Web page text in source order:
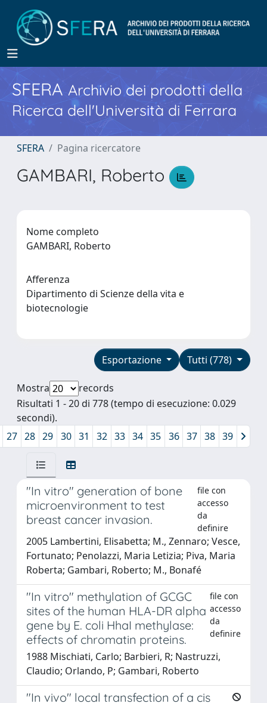
SFERA Archivio dei prodotti della
Ricerca dell'Università di Ferrara
SFERA Pagina ricercatore
GAMBARI, Roberto
Nome completo
GAMBARI, Roberto
Afferenza
Dipartimento di Scienze della vita e
biotecnologie
Tutti (778)
Esportazione
Mostra
records
Risultati 1 - 20 di 778 (tempo di esecuzione: 0.029
secondi).
27 28 29 30 31 32 33 34 35 36 37 38 39
"In vitro" generation of bone
microenvironment to test
breast cancer invasion.
file con
accesso
da
definire
2005 Lambertini, Elisabetta; M., Zennaro; Vesce,
Fortunato; Penolazzi, Maria Letizia; Piva, Maria
Roberta; Gambari, Roberto; M., Bonafé
"In vitro" methylation of GCGC
sites of the human HLA-DR alpha
gene by E. coli HhaI methylase:
effects of chromatin proteins.
file con
accesso
da
definire
1988 Mischiati, Carlo; Barbieri, R; Nastruzzi,
Claudio; Orlando, P; Gambari, Roberto
"In vivo" local transfection of a cis